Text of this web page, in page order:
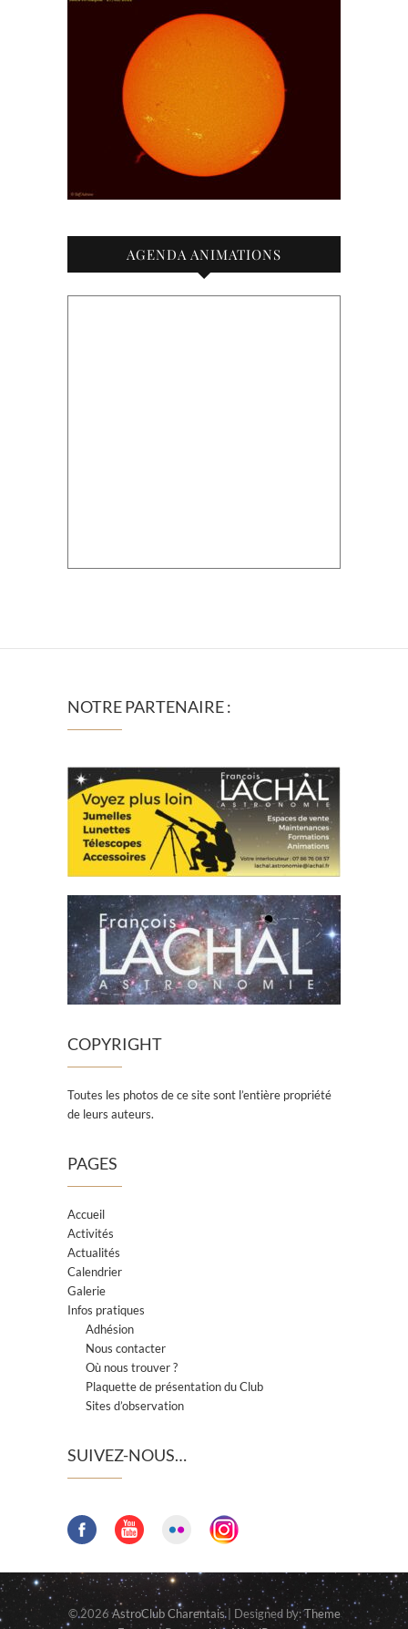
AGENDA ANIMATIONS
NOTRE PARTENAIRE :
COPYRIGHT
Toutes les photos de ce site sont l’entière propriété
de leurs auteurs.
PAGES
Accueil
Activités
Actualités
Calendrier
Galerie
Infos pratiques
Adhésion
Nous contacter
Où nous trouver ?
Plaquette de présentation du Club
Sites d’observation
SUIVEZ-NOUS…
© 2026AstroClub Charentais| Designed by:Theme